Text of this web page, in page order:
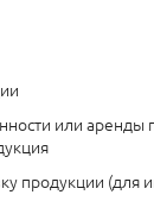
или
продукции (для